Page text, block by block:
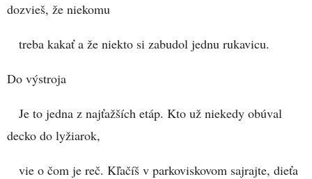
dozvieš, že niekomu
treba kakať a že niekto si zabudol jednu rukavicu.
Do výstroja
Je to jedna z najťažších etáp. Kto už niekedy obúval
decko do lyžiarok,
vie o čom je reč. Kľačíš v parkoviskovom sajrajte, dieťa